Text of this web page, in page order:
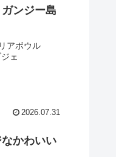
ンジー島
アボウル
ェ
2026.07.31
かわいい